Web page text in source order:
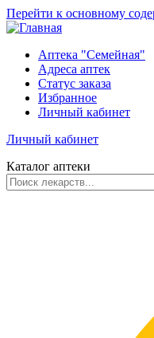
Перейти к основному
Аптека "Семейная"
Адреса аптек
Статус заказа
Избранное
Личный кабинет
Личный кабинет
Каталог аптеки